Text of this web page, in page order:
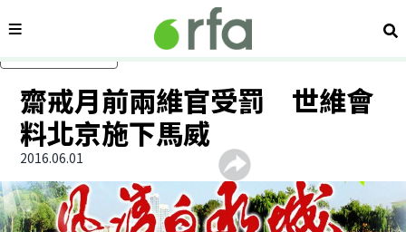
內容分類 搜
齋戒月前兩維官受罰 世維會
料北京施下馬威
2016.06.01